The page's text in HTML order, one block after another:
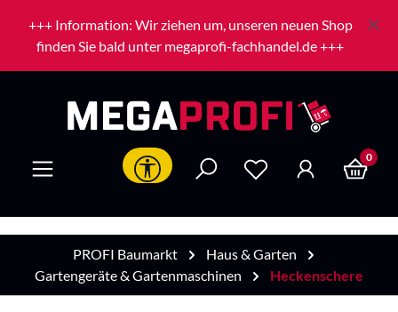
Zum Hauptinhalt springen
+++ Information: Wir ziehen um, unseren neuen Shop
finden Sie bald unter megaprofi-fachhandel.de +++
Werkzeugleiste anzeigen 0
PROFI Baumarkt
Haus & Garten
Gartengeräte & Gartenmaschinen
Heckenschere